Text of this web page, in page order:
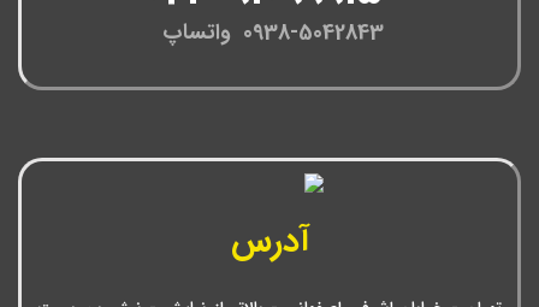
0938-5042843 واتساپ
آدرس